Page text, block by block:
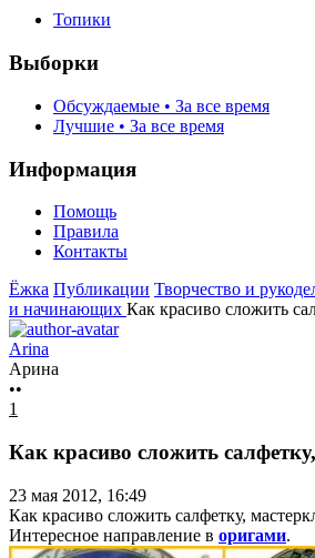
Топики
Выборки
Обсуждаемые • За все время
Лучшие • За все время
Информация
Помощь
Правила
Контакты
Ёжка Публикации Творчество и
и начинающих Как красиво сложить
Arina
Арина
••
1
Как красиво сложить
23 мая 2012, 16:49
Как красиво сложить салфетку,
Интересное направление в оригами.